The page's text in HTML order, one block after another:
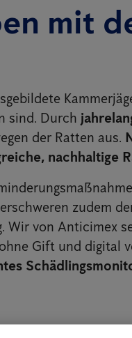
mit
sind. Durch
der Ratten aus.
nachhaltige
zudem
Wir von Anticimex
Gift und digital